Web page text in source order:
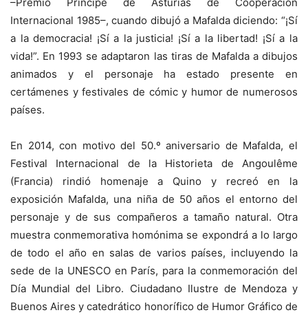
Internacional 1985–, cuando dibujó a Mafalda diciendo: “¡Sí
a la democracia! ¡Sí a la justicia! ¡Sí a la libertad! ¡Sí a la
vida!”. En 1993 se adaptaron las tiras de Mafalda a dibujos
animados y el personaje ha estado presente en
certámenes y festivales de cómic y humor de numerosos
países.
En 2014, con motivo del 50.º aniversario de Mafalda, el
Festival Internacional de la Historieta de Angoulême
(Francia) rindió homenaje a Quino y recreó en la
exposición Mafalda, una niña de 50 años el entorno del
personaje y de sus compañeros a tamaño natural. Otra
muestra conmemorativa homónima se expondrá a lo largo
de todo el año en salas de varios países, incluyendo la
sede de la UNESCO en París, para la conmemoración del
Día Mundial del Libro. Ciudadano Ilustre de Mendoza y
Buenos Aires y catedrático honorífico de Humor Gráfico de